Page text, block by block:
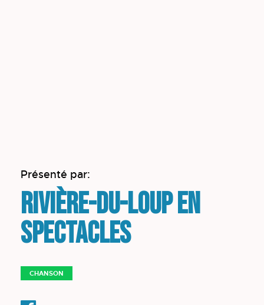
Présenté par:
Rivière-du-Loup en
spectacles
CHANSON